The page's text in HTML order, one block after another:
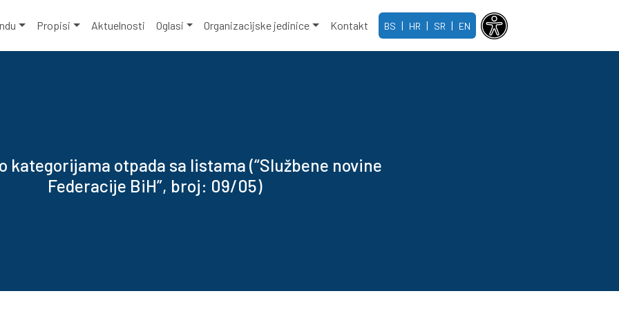
Propisi Aktuelnosti Oglasi Organizacijske jedinice Kontakt BS | HR | SR | EN
kategorijama otpada sa listama (“Službene novine
Federacije BiH”, broj: 09/05)